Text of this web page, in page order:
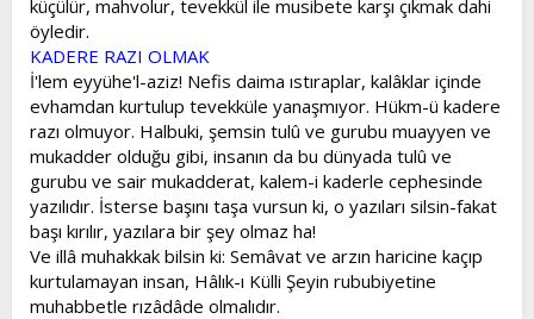
küçülür, mahvolur, tevekkül ile musibete karşı çıkmak dahi
öyledir.
KADERE RAZI OLMAK
İ'lem eyyühe'l-aziz! Nefis daima ıstıraplar, kalâklar içinde
evhamdan kurtulup tevekküle yanaşmıyor. Hükm-ü kadere
razı olmuyor. Halbuki, şemsin tulû ve gurubu muayyen ve
mukadder olduğu gibi, insanın da bu dünyada tulû ve
gurubu ve sair mukadderat, kalem-i kaderle cephesinde
yazılıdır. İsterse başını taşa vursun ki, o yazıları silsin-fakat
başı kırılır, yazılara bir şey olmaz ha!
Ve illâ muhakkak bilsin ki: Semâvat ve arzın haricine kaçıp
kurtulamayan insan, Hâlık-ı Külli Şeyin rububiyetine
muhabbetle rızâdâde olmalıdır.